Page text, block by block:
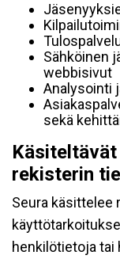
Sähköinen
webbisivut
Analysointi
sekä
rekisterin
Seura käsittelee
henkilötietoja tai